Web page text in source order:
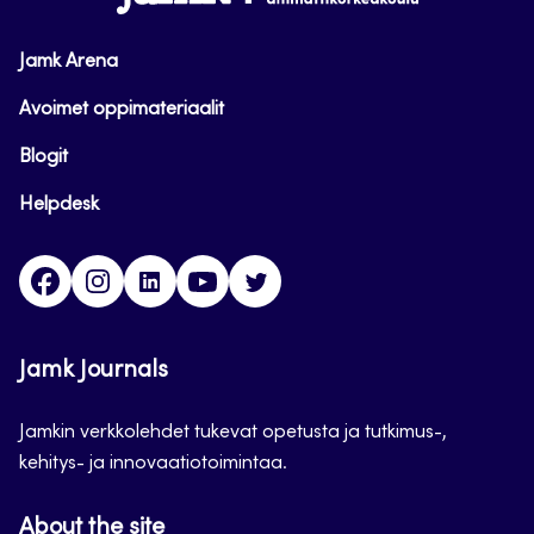
Jamk Arena
Avoimet oppimateriaalit
Blogit
Helpdesk
FacebookInstagram
LinkedInYoutube
Jamk Journals
Jamkin verkkolehdet tukevat opetusta ja tutkimus-,
kehitys- ja innovaatiotoimintaa.